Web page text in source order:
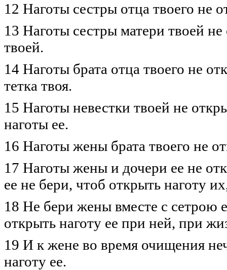
12 Наготы сестры отца твоего не
13 Наготы сестры матери твоей
твоей.
14 Наготы брата отца твоего не
тетка твоя.
15 Наготы невестки твоей не
наготы ее.
16 Наготы жены брата твоего не
17 Наготы жены и дочери ее не
ее не бери, чтоб открыть наготу
18 Не бери жены вместе с сетрою
открыть наготу ее при ней, при
19 И к жене во время очищения
наготу ее.